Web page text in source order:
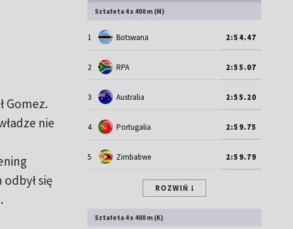
Gomez.
nie
się
Sztafeta 4 x 400 m (M)
1 Botswana 2:54.47
2 RPA 2:55.07
3 Australia 2:55.20
4 Portugalia 2:59.75
5 Zimbabwe 2:59.79
ROZWIŃ
Sztafeta 4 x 400 m (K)